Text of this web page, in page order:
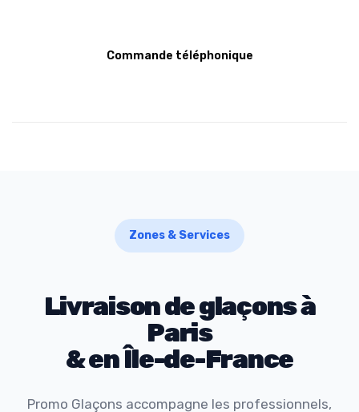
Commande téléphonique
Zones & Services
Livraison de glaçons à
Paris
& en Île-de-France
Promo Glaçons accompagne les professionnels,